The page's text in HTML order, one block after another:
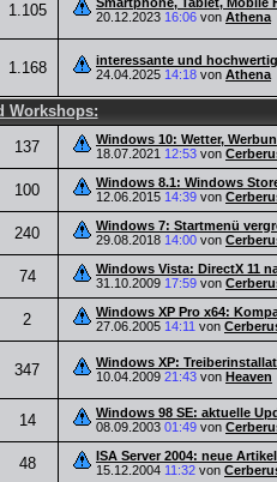
1.105
Smartphone, Tablet, Mobile
20.12.2023 16:06 von Athena
1.168
interessante und
24.04.2025 14:18 von Athena
Workshops:
137
Windows 10: Wetter,
18.07.2021 12:53 von
100
Windows 8.1: Windows
12.06.2015 14:39 von
240
Windows 7: Startmenü
29.08.2018 14:00 von
74
Windows Vista: DirectX 11
31.10.2009 17:59 von
2
Windows XP Pro x64:
27.06.2005 14:11 von
347
Windows XP:
10.04.2009 21:43 von Heaven
14
Windows 98 SE: aktuelle
08.09.2003 01:49 von
48
ISA Server 2004: neue
15.12.2004 11:32 von